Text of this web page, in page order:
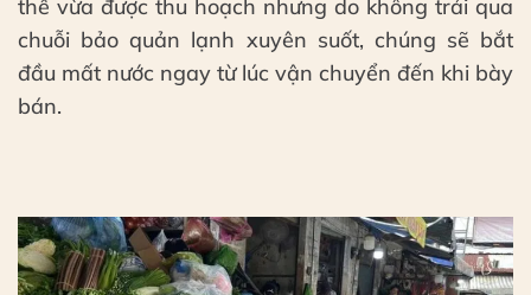
thể vừa được thu hoạch nhưng do không trải qua
chuỗi bảo quản lạnh xuyên suốt, chúng sẽ bắt
đầu mất nước ngay từ lúc vận chuyển đến khi bày
bán.